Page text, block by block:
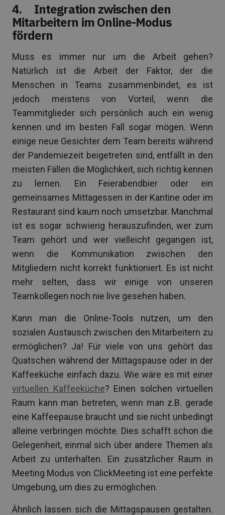
4. Integration zwischen den
Mitarbeitern im Online-Modus
fördern
Muss es immer nur um die Arbeit gehen?
Natürlich ist die Arbeit der Faktor, der die
Menschen in Teams zusammenbindet, es ist
jedoch meistens von Vorteil, wenn die
Teammitglieder sich persönlich auch ein wenig
kennen und im besten Fall sogar mögen. Wenn
einige neue Gesichter dem Team bereits während
der Pandemiezeit beigetreten sind, entfällt in den
meisten Fällen die Möglichkeit, sich richtig kennen
zu lernen. Ein Feierabendbier oder ein
gemeinsames Mittagessen in der Kantine oder im
Restaurant sind kaum noch umsetzbar. Manchmal
ist es sogar schwierig herauszufinden, wer zum
Team gehört und wer vielleicht gegangen ist,
wenn die Kommunikation zwischen den
Mitgliedern nicht korrekt funktioniert. Es ist nicht
mehr selten, dass wir einige von unseren
Teamkollegen noch nie live gesehen haben.
Kann man die Online-Tools nutzen, um den
sozialen Austausch zwischen den Mitarbeitern zu
ermöglichen? Ja! Für viele von uns gehört das
Quatschen während der Mittagspause oder in der
Kaffeeküche einfach dazu. Wie wäre es mit einer
virtuellen Kaffeeküche? Einen solchen virtuellen
Raum kann man betreten, wenn man z.B. gerade
eine Kaffeepause braucht und sie nicht unbedingt
alleine verbringen möchte. Dies schafft schon die
Gelegenheit, einmal sich über andere Themen als
Arbeit zu unterhalten. Ein zusätzlicher Raum in
Meeting Modus von ClickMeeting ist eine perfekte
Umgebung, um dies zu ermöglichen.
Ähnlich lassen sich die Mittagspausen gestalten.